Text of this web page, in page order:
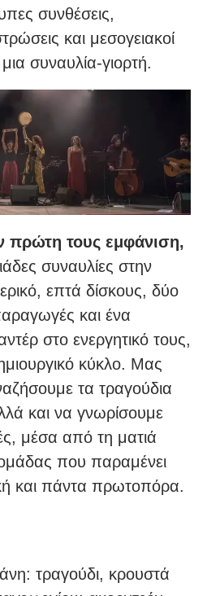
συνθέσεις,
και μεσογειακοί
συναυλία-γιορτή.
πρώτη τους εμφάνιση,
συναυλίες στην
επτά δίσκους, δύο
και ένα
στο ενεργητικό τους,
κύκλο. Μας
τα τραγούδια
και να γνωρίσουμε
μέσα από τη ματιά
ομάδας που παραμένει
και πάντα πρωτοπόρα.
τραγούδι, κρουστά